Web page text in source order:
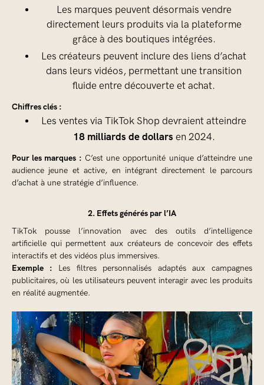
Les marques peuvent désormais vendre
directement leurs produits via la plateforme
grâce à des boutiques intégrées.
Les créateurs peuvent inclure des liens d’achat
dans leurs vidéos, permettant une transition
fluide entre découverte et achat.
Chiffres clés :
Les ventes via TikTok Shop devraient atteindre
18 milliards de dollars en 2024.
Pour les marques : C’est une opportunité unique d’atteindre une
audience jeune et active, en intégrant directement le parcours
d’achat à une stratégie d’influence.
2. Effets générés par l’IA
TikTok pousse l’innovation avec des outils d’intelligence
artificielle qui permettent aux créateurs de concevoir des effets
interactifs et des vidéos plus immersives.
Exemple : Les filtres personnalisés adaptés aux campagnes
publicitaires, où les utilisateurs peuvent interagir avec les produits
en réalité augmentée.